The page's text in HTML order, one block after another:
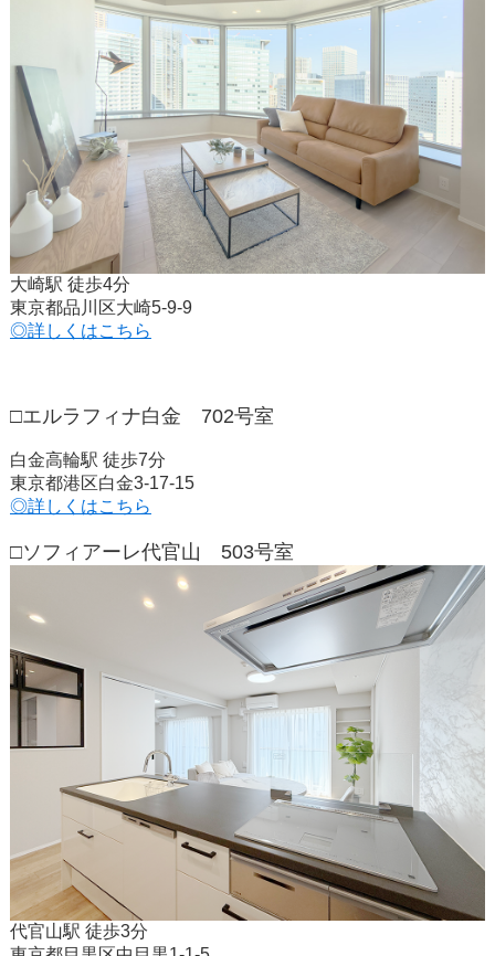
大崎駅 徒歩4分
東京都品川区大崎5-9-9
◎詳しくはこちら
□エルラフィナ白金 702号室
白金高輪駅 徒歩7分
東京都港区白金3-17-15
◎詳しくはこちら
□ソフィアーレ代官山 503号室
代官山駅 徒歩3分